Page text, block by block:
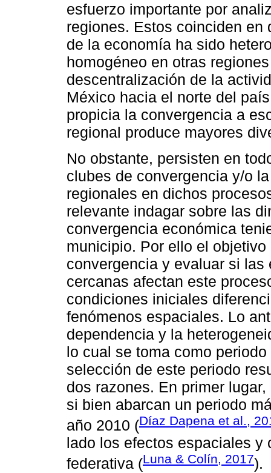
esfuerzo importante por
regiones. Estos coinciden
de la economía ha sido
homogéneo en otras
descentralización de la
México hacia el norte del
propicia la convergencia a
regional produce mayores
No obstante, persisten en
clubes de convergencia y/o
regionales en dichos
relevante indagar sobre las
convergencia económica
municipio. Por ello el
convergencia y evaluar si
cercanas afectan este
condiciones iniciales
fenómenos espaciales. Lo
dependencia y la
lo cual se toma como
selección de este periodo
dos razones. En primer
si bien abarcan un periodo
año 2010 (Díaz Dapena et al.,
lado los efectos espaciales y
federativa (Luna & Colín, 2017).